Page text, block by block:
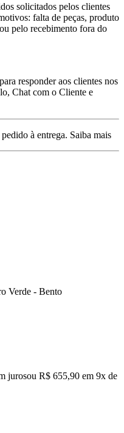
solicitados pelos clientes
falta de peças, produto
pelo recebimento fora do
responder aos clientes nos
Chat com o Cliente e
à entrega. Saiba mais
Verde - Bento
jurosou R$ 655,90 em 9x de